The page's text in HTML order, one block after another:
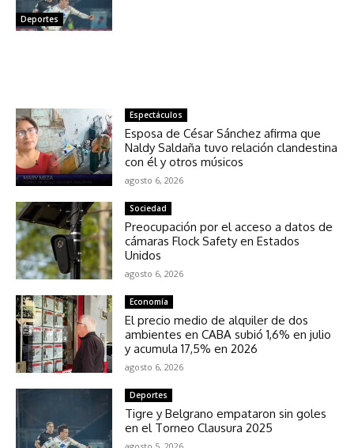
Deportes
Espectáculos
Esposa de César Sánchez afirma que
Naldy Saldaña tuvo relación clandestina
con él y otros músicos
agosto 6, 2026
Sociedad
Preocupación por el acceso a datos de
cámaras Flock Safety en Estados
Unidos
agosto 6, 2026
Economía
El precio medio de alquiler de dos
ambientes en CABA subió 1,6% en julio
y acumula 17,5% en 2026
agosto 6, 2026
Deportes
Tigre y Belgrano empataron sin goles
en el Torneo Clausura 2025